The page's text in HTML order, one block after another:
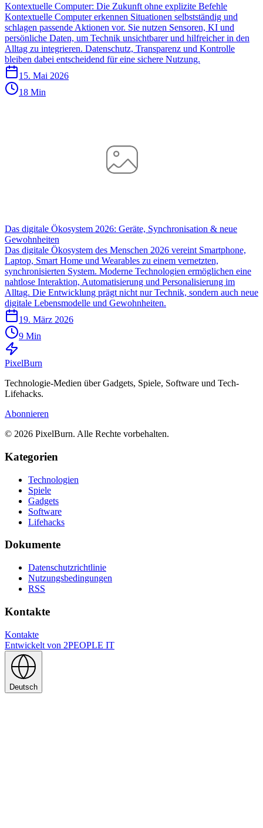
Kontextuelle Computer: Die Zukunft ohne explizite Befehle
Kontextuelle Computer erkennen Situationen selbstständig und
schlagen passende Aktionen vor. Sie nutzen Sensoren, KI und
persönliche Daten, um Technik unsichtbarer und hilfreicher in den
Alltag zu integrieren. Datenschutz, Transparenz und Kontrolle
bleiben dabei entscheidend für eine sichere Nutzung.
15. Mai 2026
18 Min
Das digitale Ökosystem 2026: Geräte, Synchronisation & neue
Gewohnheiten
Das digitale Ökosystem des Menschen 2026 vereint Smartphone,
Laptop, Smart Home und Wearables zu einem vernetzten,
synchronisierten System. Moderne Technologien ermöglichen eine
nahtlose Interaktion, Automatisierung und Personalisierung im
Alltag. Die Entwicklung prägt nicht nur Technik, sondern auch neue
digitale Lebensmodelle und Gewohnheiten.
19. März 2026
9 Min
PixelBurn
Technologie-Medien über Gadgets, Spiele, Software und Tech-
Lifehacks.
Abonnieren
© 2026 PixelBurn. Alle Rechte vorbehalten.
Kategorien
Technologien
Spiele
Gadgets
Software
Lifehacks
Dokumente
Datenschutzrichtlinie
Nutzungsbedingungen
RSS
Kontakte
Kontakte
Entwickelt von 2PEOPLE IT
Deutsch